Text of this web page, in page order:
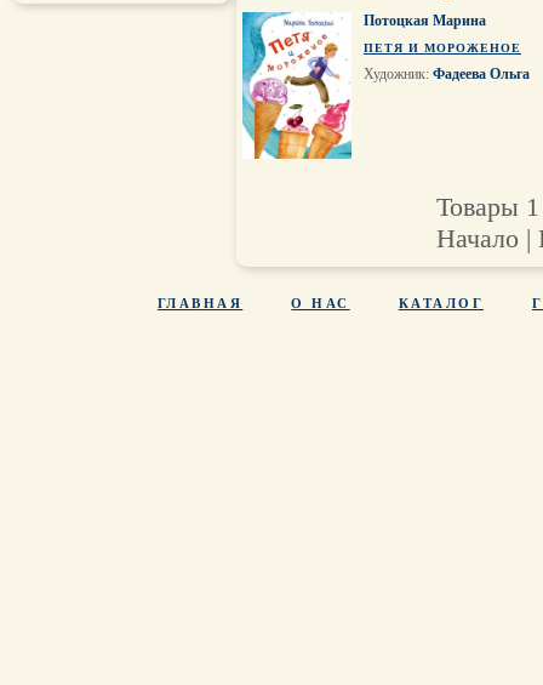
Потоцкая Марина
ПЕТЯ И МОРОЖЕНОЕ
Художник: Фадеева Ольга
Товары
Начало
ГЛАВНАЯ О НАС КАТАЛОГ